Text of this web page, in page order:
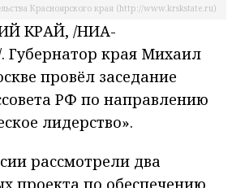
Красноярского края (http://www.krskstate.ru)
КРАЙ, /НИА-
Губернатор края Михаил
провёл заседание
РФ по направлению
лидерство».
рассмотрели два
проекта по обеспечению